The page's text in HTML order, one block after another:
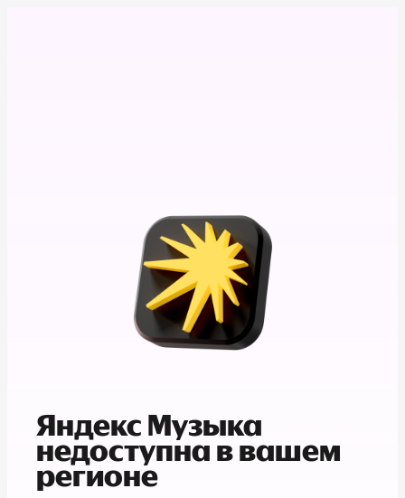
Яндекс Музыка
недоступна в вашем
регионе